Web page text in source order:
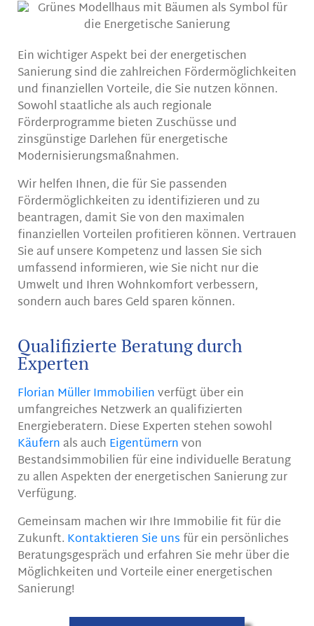
Ein wichtiger Aspekt bei der energetischen
Sanierung sind die zahlreichen Fördermöglichkeiten
und finanziellen Vorteile, die Sie nutzen können.
Sowohl staatliche als auch regionale
Förderprogramme bieten Zuschüsse und
zinsgünstige Darlehen für energetische
Modernisierungsmaßnahmen.
Wir helfen Ihnen, die für Sie passenden
Fördermöglichkeiten zu identifizieren und zu
beantragen, damit Sie von den maximalen
finanziellen Vorteilen profitieren können. Vertrauen
Sie auf unsere Kompetenz und lassen Sie sich
umfassend informieren, wie Sie nicht nur die
Umwelt und Ihren Wohnkomfort verbessern,
sondern auch bares Geld sparen können.
Qualifizierte Beratung durch
Experten
Florian Müller Immobilienverfügt über ein
umfangreiches Netzwerk an qualifizierten
Energieberatern. Diese Experten stehen sowohl
Käufern als auch Eigentümernvon
Bestandsimmobilien für eine individuelle Beratung
zu allen Aspekten der energetischen Sanierung zur
Verfügung.
Gemeinsam machen wir Ihre Immobilie fit für die
Zukunft. Kontaktieren Sie uns für ein persönliches
Beratungsgespräch und erfahren Sie mehr über die
Möglichkeiten und Vorteile einer energetischen
Sanierung!